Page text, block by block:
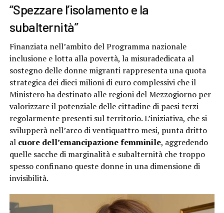
“Spezzare l’isolamento e la
subalternità”
Finanziata nell’ambito del Programma nazionale
inclusione e lotta alla povertà, la misuradedicata al
sostegno delle donne migranti rappresenta una quota
strategica dei dieci milioni di euro complessivi che il
Ministero ha destinato alle regioni del Mezzogiorno per
valorizzare il potenziale delle cittadine di paesi terzi
regolarmente presenti sul territorio. L’iniziativa, che si
svilupperà nell’arco di ventiquattro mesi, punta dritto
al cuore dell’emancipazione femminile, aggredendo
quelle sacche di marginalità e subalternità che troppo
spesso confinano queste donne in una dimensione di
invisibilità.